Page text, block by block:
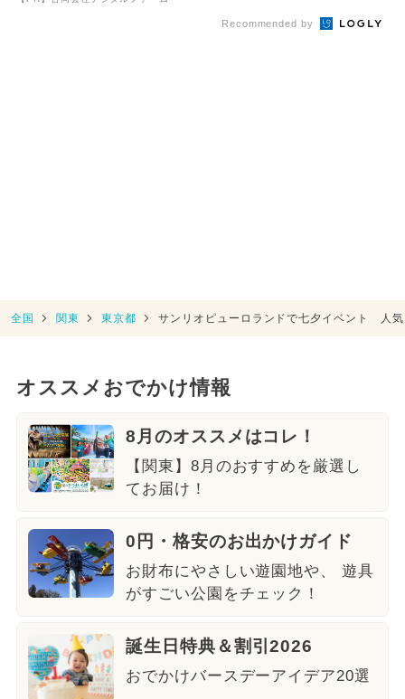
Recommended by
全国 関東 東京都 サンリオピューロランドで七夕イベント 人
オススメおでかけ情報
8月のオススメはコレ！
【関東】8月のおすすめを厳選し
てお届け！
0円・格安のお出かけガイド
お財布にやさしい遊園地や、 遊具
がすごい公園をチェック！
誕生日特典＆割引2026
おでかけバースデーアイデア20選